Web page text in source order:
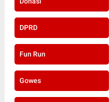
DPRD
Fun Run
Gowes